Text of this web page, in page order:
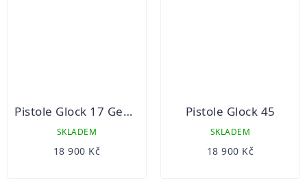
Pistole Glock 17 Gen5 FS
SKLADEM
18 900 Kč
Pistole Glock 45
SKLADEM
18 900 Kč